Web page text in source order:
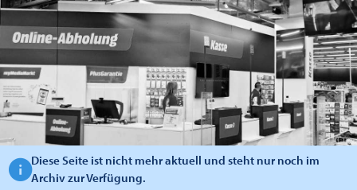
Diese Seite ist nicht mehr aktuell und steht nur noch im
Archiv zur Verfügung.